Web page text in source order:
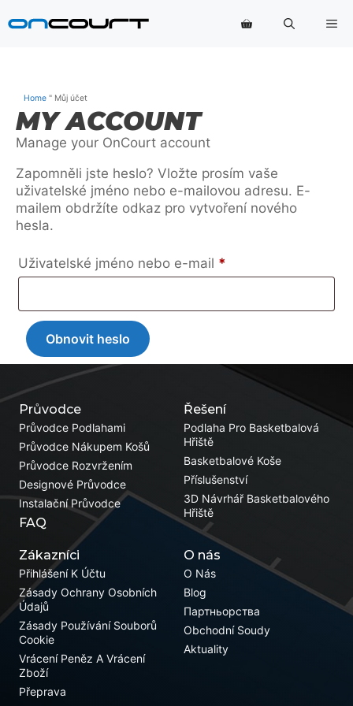
na
Home " Můj účet
MY ACCOUNT
Manage your OnCourt account
Zapomněli jste heslo? Vložte prosím vaše
uživatelské jméno nebo e-mailovou adresu. E-
mailem obdržíte odkaz pro vytvoření nového
hesla.
Uživatelské jméno nebo e-mail *
Obnovit heslo
Řešení
Podlaha Pro Basketbalová
Hřiště
Basketbalové Koše
Příslušenství
3D Návrhář Basketbalového
Hřiště
Průvodce
Průvodce Podlahami
Průvodce Nákupem Košů
Průvodce Rozvržením
Designové Průvodce
Instalační Průvodce
FAQ
Zákazníci
Přihlášení K Účtu
Zásady Ochrany Osobních
Údajů
Zásady Používání Souborů
Cookie
Vrácení Peněz A Vrácení
Zboží
Přeprava
O nás
O Nás
Blog
Партньорства
Obchodní Soudy
Aktuality